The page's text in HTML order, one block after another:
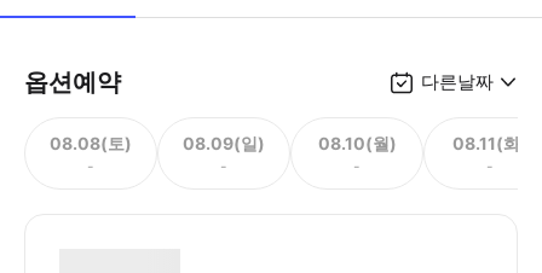
옵션예약 다른날짜
08.08(토)
-
08.09(일)
-
08.10(월)
-
08.11(화)
-